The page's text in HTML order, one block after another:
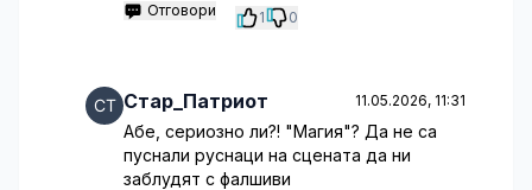
Отговори 1 0
Стар_Патриот 11.05.2026, 11:31
Абе, сериозно ли?! "Магия"? Да не са
пуснали руснаци на сцената да ни
заблудят с фалшиви